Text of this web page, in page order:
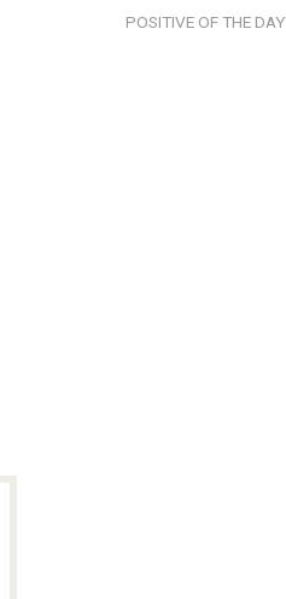
POSITIVE OF THE DAY